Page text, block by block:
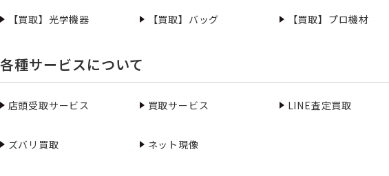
【買取】光学機器 【買取】バッグ 【買取】プロ機材
各種サービスについて
店頭受取サービス 買取サービス LINE査定買取
ズバリ買取 ネット現像